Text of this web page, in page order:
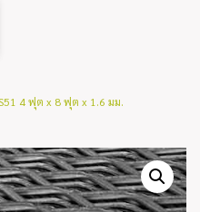
4 ฟุต x 8 ฟุต x 1.6 มม.